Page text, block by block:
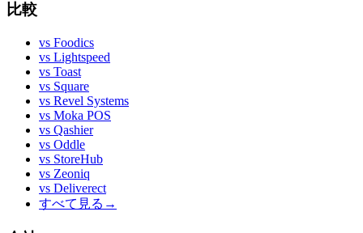
比較
vs Foodics
vs Lightspeed
vs Toast
vs Square
vs Revel Systems
vs Moka POS
vs Qashier
vs Oddle
vs StoreHub
vs Zeoniq
vs Deliverect
すべて見る →